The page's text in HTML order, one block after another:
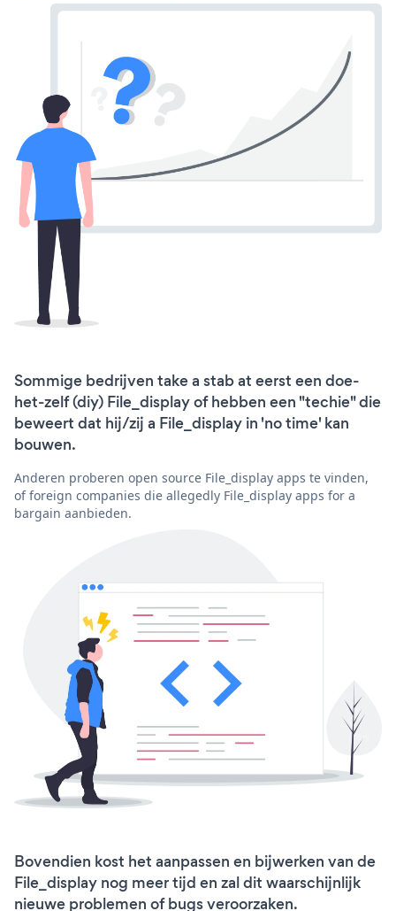
Sommige bedrijven take a stab at eerst een doe-
het-zelf (diy) File_display of hebben een "techie" die
beweert dat hij/zij a File_display in 'no time' kan
bouwen.
Anderen proberen open source File_display apps te vinden,
of foreign companies die allegedly File_display apps for a
bargain aanbieden.
Bovendien kost het aanpassen en bijwerken van de
File_display nog meer tijd en zal dit waarschijnlijk
nieuwe problemen of bugs veroorzaken.